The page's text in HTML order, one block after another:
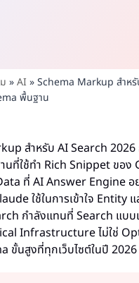
»AI »Schema Markup สำห
พื้นฐาน
สำหรับ AI Search 2026
ที่ใช้ทำ Rich Snippet ของ
ที่ AI Answer Engine อ
ใช้ในการเข้าใจ Entity แ
กำลังแทนที่ Search แบบ
Infrastructure ไม่ใช่
ขั้นสูงที่ทุกเว็บไซต์ในปี